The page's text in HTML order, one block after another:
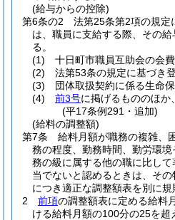
(給与からの控除)
第6条の2
法第25条第2項の規定
は、職員に支給する際、その
る。
(1)
十日町市職員互助会の会
(2)
法第53条の規定に基づき
(3)
団体取扱契約に係る生命
(4)
前3号に掲げるもののほか
(平17条例291・追加)
(給料の調整額)
第7条
給料月額が職務の複雑、
務の程度、勤務時間、勤労環
務の級に属する他の職に比し
当でないと認めるときは、そ
につき適正な調整額表を別に規
2
前項の調整額表に定める給料
ける給料月額の100分の25を超